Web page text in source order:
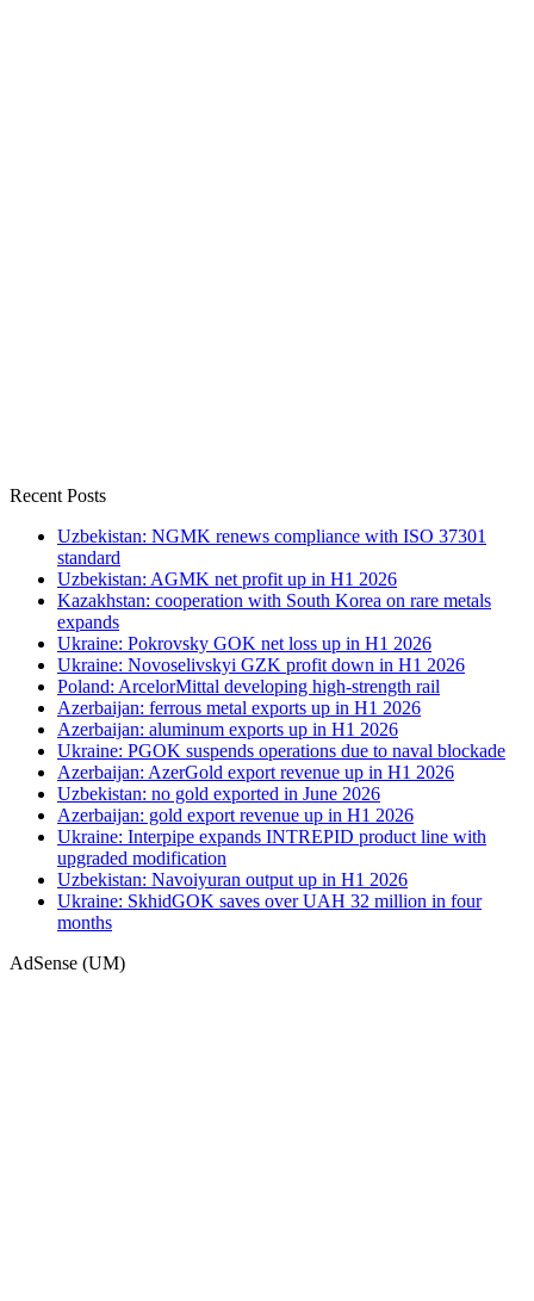
Recent Posts
Uzbekistan: NGMK renews compliance with ISO 37301
standard
Uzbekistan: AGMK net profit up in H1 2026
Kazakhstan: cooperation with South Korea on rare metals
expands
Ukraine: Pokrovsky GOK net loss up in H1 2026
Ukraine: Novoselivskyi GZK profit down in H1 2026
Poland: ArcelorMittal developing high-strength rail
Azerbaijan: ferrous metal exports up in H1 2026
Azerbaijan: aluminum exports up in H1 2026
Ukraine: PGOK suspends operations due to naval blockade
Azerbaijan: AzerGold export revenue up in H1 2026
Uzbekistan: no gold exported in June 2026
Azerbaijan: gold export revenue up in H1 2026
Ukraine: Interpipe expands INTREPID product line with
upgraded modification
Uzbekistan: Navoiyuran output up in H1 2026
Ukraine: SkhidGOK saves over UAH 32 million in four
months
AdSense (UM)